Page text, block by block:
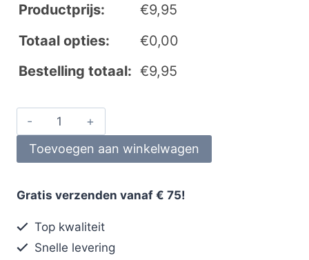
Productprijs: €9,95
Totaal opties:
€0,00
Bestelling totaal: €9,95
Toevoegen aan winkelwagen
Gratis verzenden vanaf € 75!
Top kwaliteit
Snelle levering